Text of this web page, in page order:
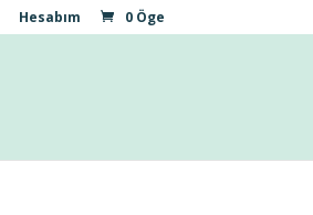
Hesabım 0 Öge